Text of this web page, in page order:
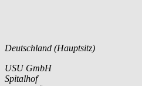
Deutschland (Hauptsitz)
USU GmbH
Spitalhof